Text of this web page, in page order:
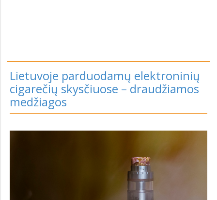
Lietuvoje parduodamų elektroninių
cigarečių skysčiuose – draudžiamos
medžiagos